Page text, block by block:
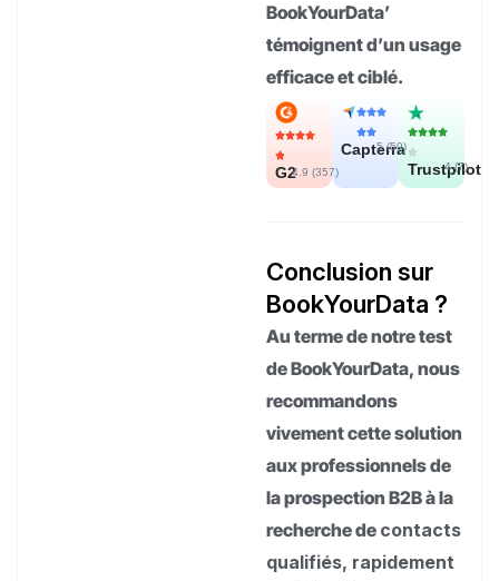
BookYourData’
témoignent d’un usage
efficace et ciblé.
G24.9 (357)
Capterra
5 (59)
Trustpilot
4 (7)
Conclusion sur
BookYourData ?
Au terme de notre test
de BookYourData, nous
recommandons
vivement cette solution
aux professionnels de
la prospection B2B à la
recherche de contacts
qualifiés, rapidement